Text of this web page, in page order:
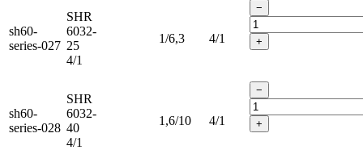
sh60-
series-027
SHR
6032-
25
4/1
1/6,3 4/1
−
+
sh60-
series-028
SHR
6032-
40
4/1
1,6/10 4/1
−
+